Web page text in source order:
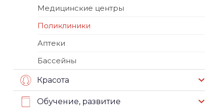
Медицинские центры
Поликлиники
Аптеки
Бассейны
Красота
Обучение, развитие